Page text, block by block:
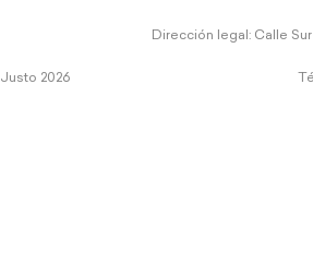
Dirección legal: Calle
Justo 2026